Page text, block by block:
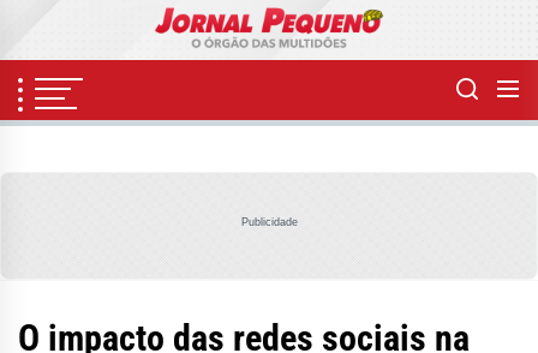
content
Publicidade
O impacto das redes sociais na